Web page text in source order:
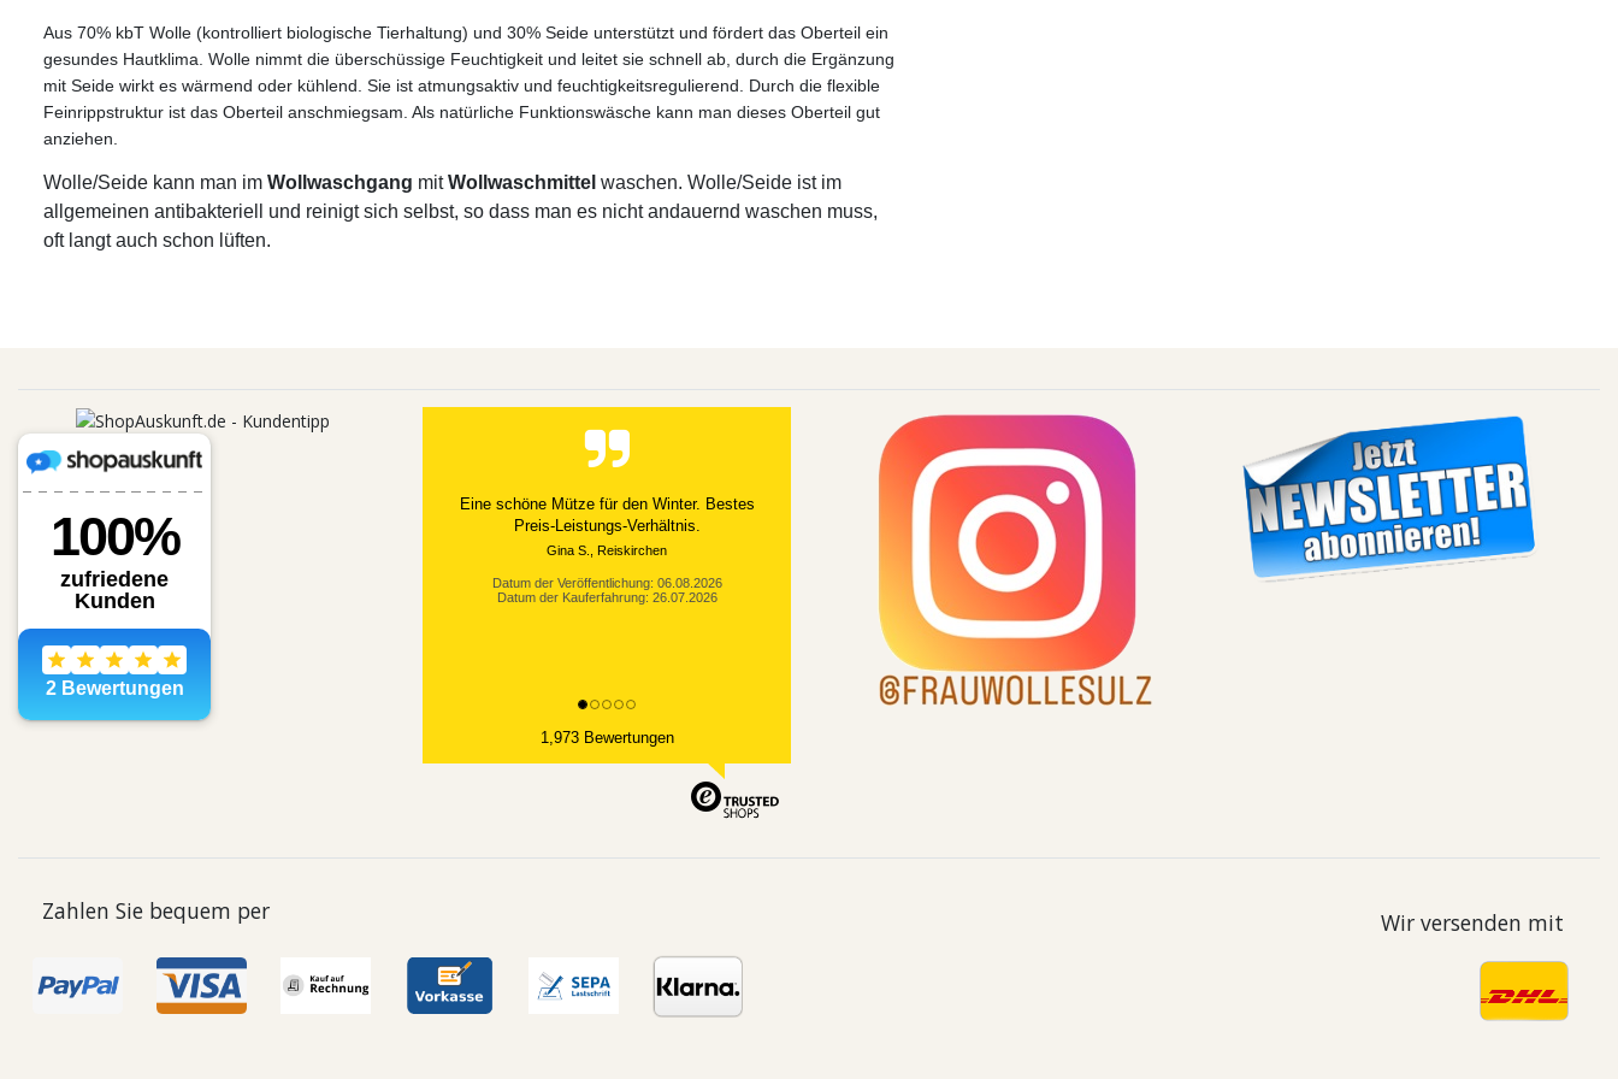
Aus 70% kbT Wolle (kontrolliert biologische Tierhaltung) und 30% Seide unterstützt und fördert das Oberteil ein
gesundes Hautklima. Wolle nimmt die überschüssige Feuchtigkeit und leitet sie schnell ab, durch die Ergänzung
mit Seide wirkt es wärmend oder kühlend. Sie ist atmungsaktiv und feuchtigkeitsregulierend. Durch die flexible
Feinrippstruktur ist das Oberteil anschmiegsam. Als natürliche Funktionswäsche kann man dieses Oberteil gut
anziehen.
Wolle/Seide kann man im Wollwaschgang mitWollwaschmittel waschen. Wolle/Seide ist im
allgemeinen antibakteriell und reinigt sich selbst, so dass man es nicht andauernd waschen muss,
oft langt auch schon lüften.
Eine schöne Mütze für den Winter. Bestes
Preis-Leistungs-Verhältnis.
Gina S., Reiskirchen
Datum der Veröffentlichung: 06.08.2026
Datum der Kauferfahrung: 26.07.2026
1,973 Bewertungen
Zahlen Sie bequem per Wir versenden mit